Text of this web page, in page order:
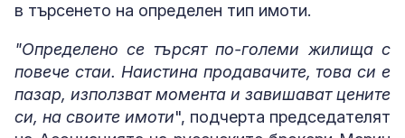
в търсенето на определен тип имоти.
"Определено се търсят по-големи жилища с
повече стаи. Наистина продавачите, това си е
пазар, използват момента и завишават цените
си, на своите имоти", подчерта председателят